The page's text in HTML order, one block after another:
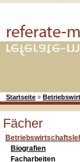
Startseite »
Fächer
Biografien
Facharbeiten